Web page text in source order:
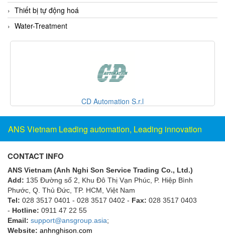
Fimet
Fine Suntronix
FineTek
Fisher
FISO Vietnam
FLENDER
Flexim
FLIR
FLOMAG
flotron
Flow Force/ Super Green Power-Tech
Thiết bị tự động hoá
Water-Treatment
CD Automation S.r.l
ANS Vietnam Leading automation, Leading innovation
CONTACT INFO
ANS Vietnam (Anh Nghi Son Service Trading Co., Ltd.)
Add: 135 Đường số 2, Khu Đô Thị Vạn Phúc, P. Hiệp Bình
Phước, Q. Thủ Đức, TP. HCM , Việt Nam
Tel: 028 3517 0401 - 028 3517 0402 - Fax: 028 3517 0403
- Hotline: 0911 47 22 55
Email: support@ansgroup.asia;
Website: anhnghison.com